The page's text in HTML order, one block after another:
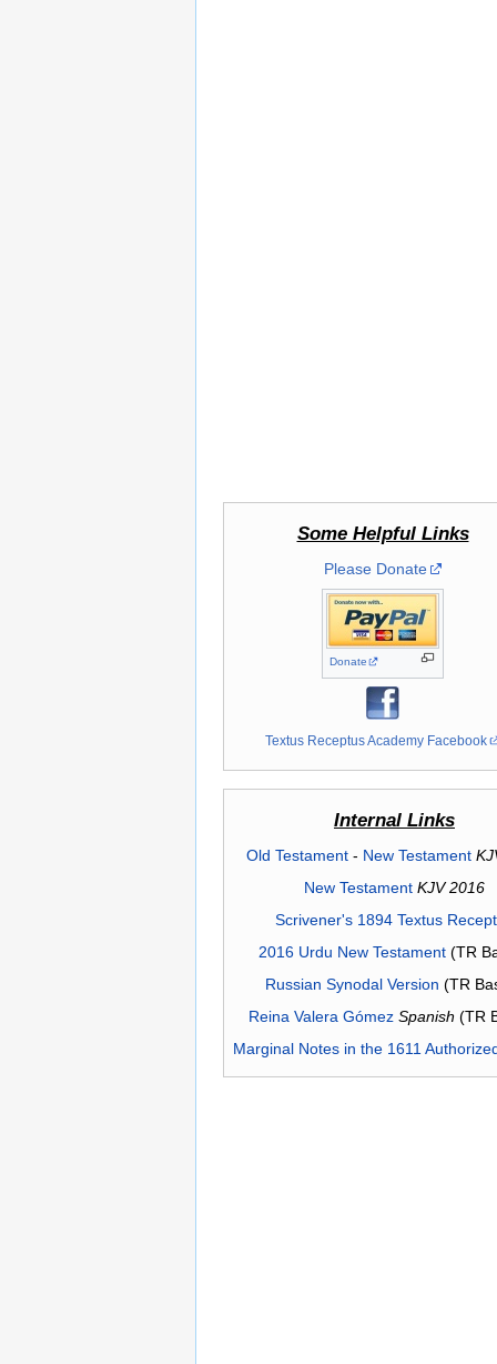
Some Helpful Links
Please Donate
Donate
Textus Receptus Academy Facebook
Internal Links
Old Testament- New Testament
New Testament KJV 2016
Scrivener's 1894 Textus
2016 Urdu New Testament(TR
Russian Synodal Version (TR
Reina Valera Gómez Spanish (TR
Marginal Notes in the 1611